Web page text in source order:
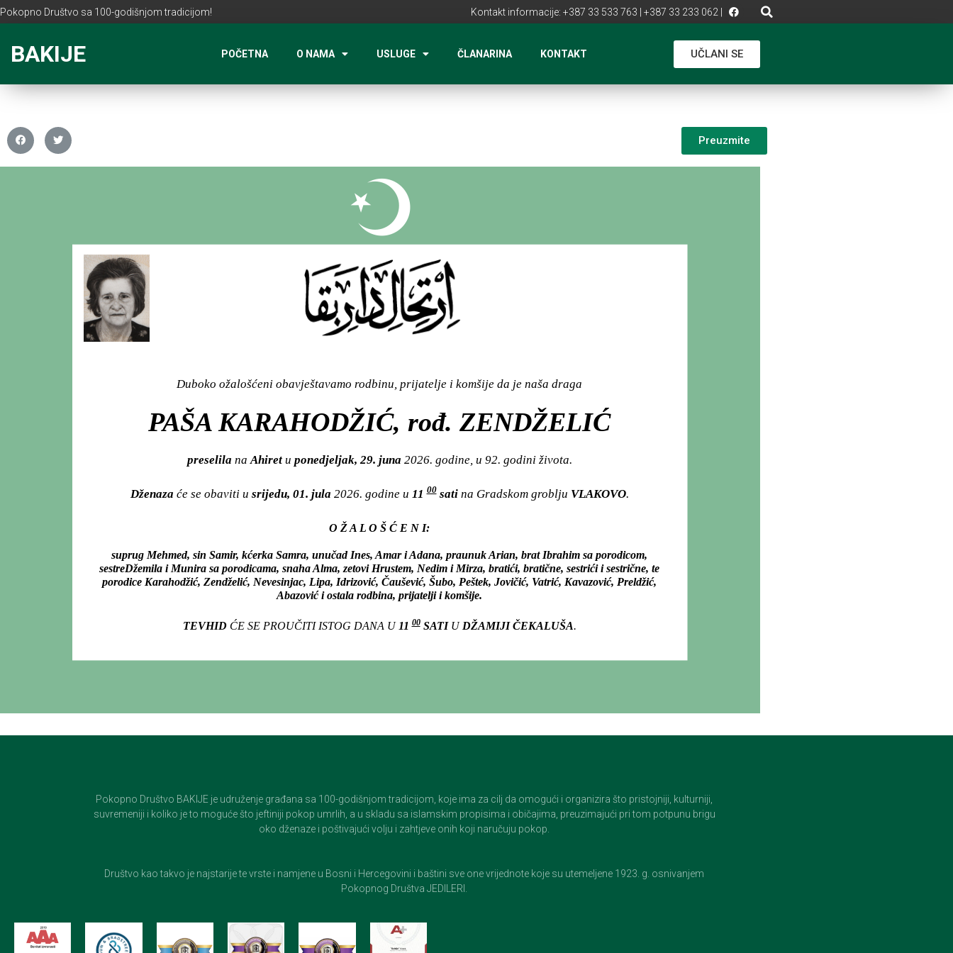
Pokopno Društvo sa 100-godišnjom tradicijom! Kontakt informacije: +387 33 533 763 | +387 33 233 062 |
BAKIJE POČETNA O NAMA USLUGE ČLANARINA KONTAKT UČLANI SE
Preuzmite
Duboko ožalošćeni obavještavamo rodbinu, prijatelje i komšije da je naša draga
PAŠA KARAHODŽIĆ, rođ. ZENDŽELIĆ
preselila naAhiret u ponedjeljak, 29. juna 2026. godine, u 92. godini života.
Dženaza će se obaviti u srijedu, 01. jula 2026. godine u 1100satina Gradskom groblju VLAKOVO.
O Ž A L O Š Ć E N I:
suprug Mehmed, sin Samir, kćerka Samra, unučad Ines, Amar i Adana, praunuk Arian, brat Ibrahim sa porodicom,
sestreDžemila i Munira sa porodicama, snaha Alma, zetovi Hrustem, Nedim i Mirza, bratići, bratične, sestrići i sestrične, te
porodice Karahodžić, Zendželić, Nevesinjac, Lipa, Idrizović, Čaušević, Šubo, Peštek, Jovičić, Vatrić, Kavazović, Preldžić,
Abazović i ostala rodbina, prijatelji i komšije.
TEVHIDĆE SE PROUČITI ISTOG DANA U 1100SATIU DŽAMIJI ČEKALUŠA.
Pokopno Društvo BAKIJE je udruženje građana sa 100-godišnjom tradicijom, koje ima za cilj da omogući i organizira što pristojniji, kulturniji,
suvremeniji i koliko je to moguće što jeftiniji pokop umrlih, a u skladu sa islamskim propisima i običajima, preuzimajući pri tom potpunu brigu
oko dženaze i poštivajući volju i zahtjeve onih koji naručuju pokop.
Društvo kao takvo je najstarije te vrste i namjene u Bosni i Hercegovini i baštini sve one vrijednote koje su utemeljene 1923. g. osnivanjem
Pokopnog Društva JEDILERI.